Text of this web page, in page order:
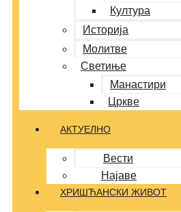
Култура
Историја
Молитве
Светиње
Манастири
Цркве
АКТУЕЛНО
Вести
Најаве
ХРИШЋАНСКИ ЖИВОТ